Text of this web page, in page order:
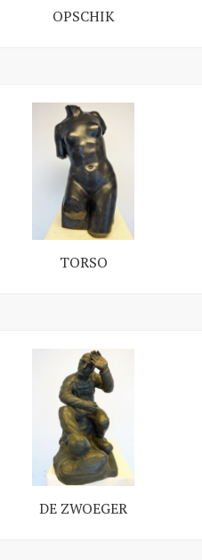
OPSCHIK
TORSO
DE ZWOEGER